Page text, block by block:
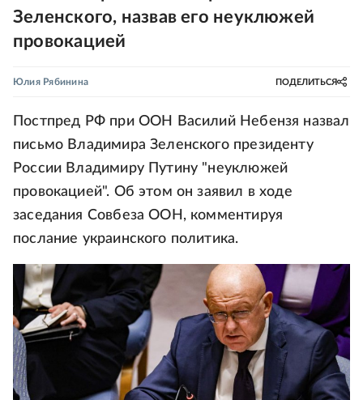
Зеленского, назвав его неуклюжей
провокацией
Юлия Рябинина ПОДЕЛИТЬСЯ
Постпред РФ при ООН Василий Небензя назвал
письмо Владимира Зеленского президенту
России Владимиру Путину "неуклюжей
провокацией". Об этом он заявил в ходе
заседания Совбеза ООН, комментируя
послание украинского политика.